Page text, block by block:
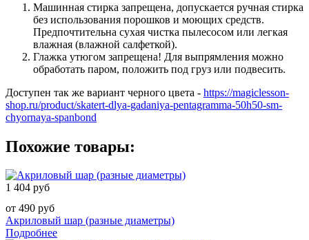
Машинная стирка запрещена, допускается ручная стирка
без использования порошков и моющих средств.
Предпочтительна сухая чистка пылесосом или легкая
влажная (влажной салфеткой).
Глажка утюгом запрещена! Для выпрямления можно
обработать паром, положить под груз или подвесить.
Доступен так же вариант черного цвета - https://magiclesson-
shop.ru/product/skatert-dlya-gadaniya-pentagramma-50h50-sm-
chyornaya-spanbond
Похожие товары:
1 404 руб
от 490 руб
Акриловый шар (разные диаметры)
Подробнее